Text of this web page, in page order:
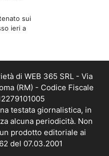
sui
ieri a
di WEB 365 SRL - Via
(RM) - Codice Fiscale
testata giornalistica, in
alcuna periodicità. Non
prodotto editoriale ai
del 07.03.2001